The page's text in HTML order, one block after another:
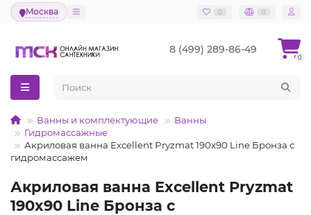
Москва 0 0
8 (499) 289-86-49
0
Ванны и комплектующие
Ванны
Гидромассажные
Акриловая ванна Excellent Pryzmat 190x90 Line Бронза с
гидромассажем
Акриловая ванна Excellent Pryzmat
190x90 Line Бронза с